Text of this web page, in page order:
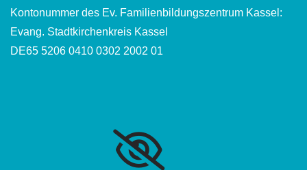
Kontonummer des Ev. Familienbildungszentrum Kassel:
Evang. Stadtkirchenkreis Kassel
DE65 5206 0410 0302 2002 01